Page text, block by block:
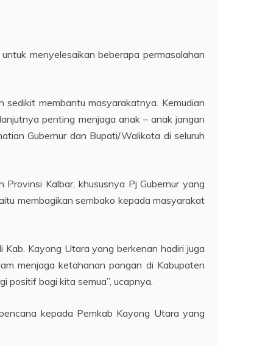
menyelesaikan beberapa permasalahan
membantu masyarakatnya. Kemudian
penting menjaga anak – anak jangan
Gubernur dan Bupati/Walikota di seluruh
Kalbar, khususnya Pj Gubernur yang
membagikan sembako kepada masyarakat
Kayong Utara yang berkenan hadiri juga
menjaga ketahanan pangan di Kabupaten
positif bagi kita semua”, ucapnya.
kepada Pemkab Kayong Utara yang